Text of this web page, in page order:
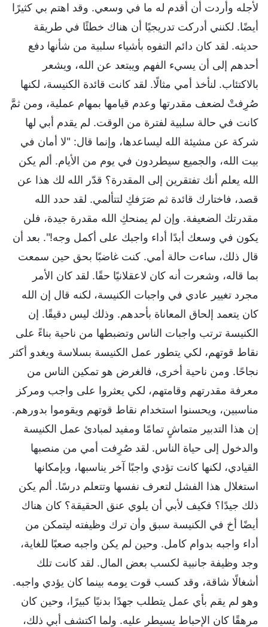
لأجله وأردت أن أقدم له ما في وسعي. وقد اهتم بي كثيرًا
أيضًا. لكنني أدركت تدريجيًا أن هناك خطئًا في طريقة
حديثه. لقد كان دائم التفوه بأشياء سلبية من شأنها دفع
أحدهم إلى أن يسيء الفهم ويبتعد عن الله، ويشعر
بالاكتئاب. لنأخذ أمي مثالًا. لقد كانت قائدة الكنيسة، لكنها
صُرِفتْ لضعف مقدرتها وعدم قيامها بمهام عملية، ومن ثمَّ
كانت في حالة سلبية لفترة من الوقت. لم يقدم أبي لها
شركة عن مشيئة الله ليساعدها، وإنما قال: "لا أمان في
بيت الله، والجميع سيطردون في يوم من الأيام. ألم يكن
الله يعلم أنك تفتقرين إلى المقدرة؟ قدّر الله لك هذا عن
قصد، فاختارك قائدة ثم صَرَفكِ لتتألمي. لقد حدد الله
مقدرتك الضعيفة. وإن لم يمنحكِ الله مقدرة جيدة، فلن
يكون في وسعك أبدًا أداء واجبك على أكمل وجه!". بعد أن
قال ذلك، ساءت حالة أمي. كنت غاضبًا بحق حين سمعت
بما قاله، وشعرت أنه كان لاعقلانيًا حقًا. لقد كان الأمر
مجرد تغيير عادي في واجبات الكنيسة، لكنه قال إن الله
كان يتعمد إلحاق المعاناة بأحدهم. وذلك ليس دقيقًا. إن
الكنيسة ترتب واجبات الناس وتضبطها من ناحية بناءً على
نقاط قوتهم، لكي يتطور عمل الكنيسة بسلاسة ويغدو أكثر
نجاحًا. ومن ناحية أخرى، فالغرض هو تمكين الناس من
معرفة مقدرتهم وقامتهم، لكي يعثروا على واجب ومركز
مناسبين، ويحسنوا استخدام نقاط قوتهم ويقوموا بدورهم.
إن هذا التدبير متماشٍ تمامًا ومفيد لمبادئ عمل الكنيسة
والدخول إلى حياة الناس. لقد صُرِفت أمي من منصبها
القيادي، لكنها كانت تؤدي واجبًا آخر يناسبها، وبإمكانها
استغلال هذا الفشل لتعرف نفسها وتتعلم درسًا. ألم يكن
ذلك جيدًا؟ فكيف لأبي أن يلوي عنق الحقيقة؟ كان هناك
أيضًا أخ في الكنيسة سبق وأن ترك وظيفته ليتمكن من
أداء واجبه بدوام كامل. وحين لم يكن واجبه صعبًا للغاية،
وجد وظيفة جانبية لكسب بعض المال. لقد كانت تلك
أشغالًا شاقة، وقد كسب قوت يومه بينما كان يؤدي واجبه.
وهو لم يقم بأي عمل يتطلب جهدًا بدنيًا كبيرًا، وحين كان
مرهقًا كان الإحباط يسيطر عليه. ولما اكتشف أبي ذلك،